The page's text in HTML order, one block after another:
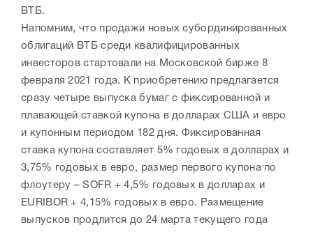
ВТБ.
Напомним, что продажи новых субординированных
облигаций ВТБ среди квалифицированных
инвесторов стартовали на Московской бирже 8
февраля 2021 года. К приобретению предлагается
сразу четыре выпуска бумаг с фиксированной и
плавающей ставкой купона в долларах США и евро
и купонным периодом 182 дня. Фиксированная
ставка купона составляет 5% годовых в долларах и
3,75% годовых в евро, размер первого купона по
флоутеру – SOFR + 4,5% годовых в долларах и
EURIBOR + 4,15% годовых в евро. Размещение
выпусков продлится до 24 марта текущего года